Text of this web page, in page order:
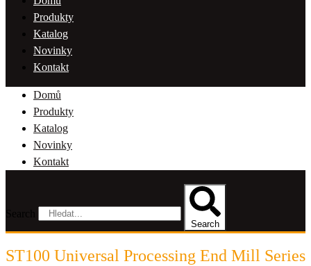
Produkty
Katalog
Novinky
Kontakt
Domů
Produkty
Katalog
Novinky
Kontakt
Search
ST100 Universal Processing End Mill Series